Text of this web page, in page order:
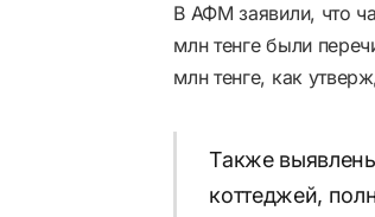
В АФМ заявили, что
млн тенге были
млн тенге, как
Также
коттеджей,